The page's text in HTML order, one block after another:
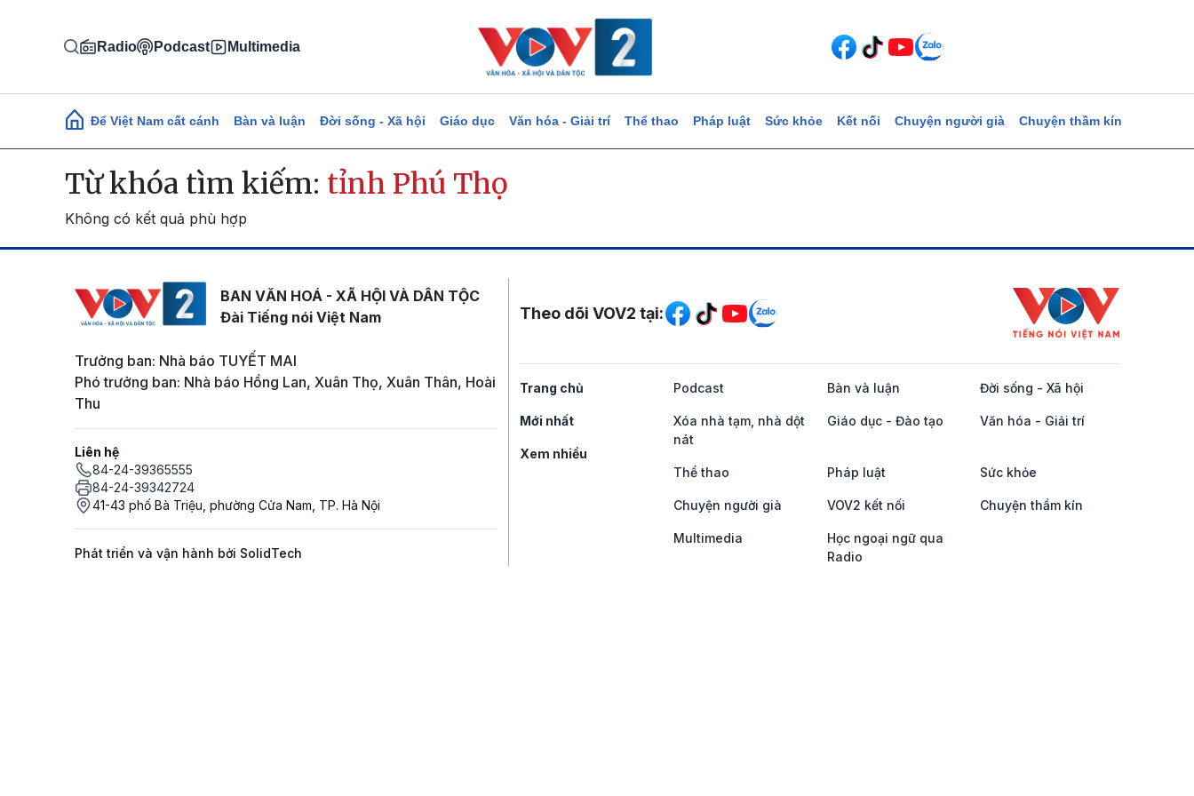
Radio Podcast Multimedia
Main navigation
Để Việt Nam cất cánh Bàn và luận Đời sống - Xã hội Giáo dục Văn hóa - Giải trí Thể thao Pháp luật Sức khỏe Kết nối Chuyện người già Chuyện thầm kín
Từ khóa tìm kiếm: tỉnh Phú Thọ
Không có kết quả phù hợp
BAN VĂN HOÁ - XÃ HỘI VÀ DÂN TỘC
Đài Tiếng nói Việt Nam
Trưởng ban: Nhà báo TUYẾT MAI
Phó trưởng ban: Nhà báo Hồng Lan, Xuân Thọ, Xuân Thân, Hoài
Thu
Liên hệ
84-24-39365555
84-24-39342724
41-43 phố Bà Triệu, phường Cửa Nam, TP. Hà Nội
Phát triển và vận hành bởi SolidTech
Mạng xã hội
Theo dõi VOV2 tại:
Trang chủ
Mới nhất
Xem nhiều
Podcast Bàn và luận Đời sống - Xã hội
Xóa nhà tạm, nhà dột
nát
Giáo dục - Đào tạo Văn hóa - Giải trí
Thể thao Pháp luật Sức khỏe
Chuyện người già VOV2 kết nối Chuyện thầm kín
Multimedia
Học ngoại ngữ qua
Radio